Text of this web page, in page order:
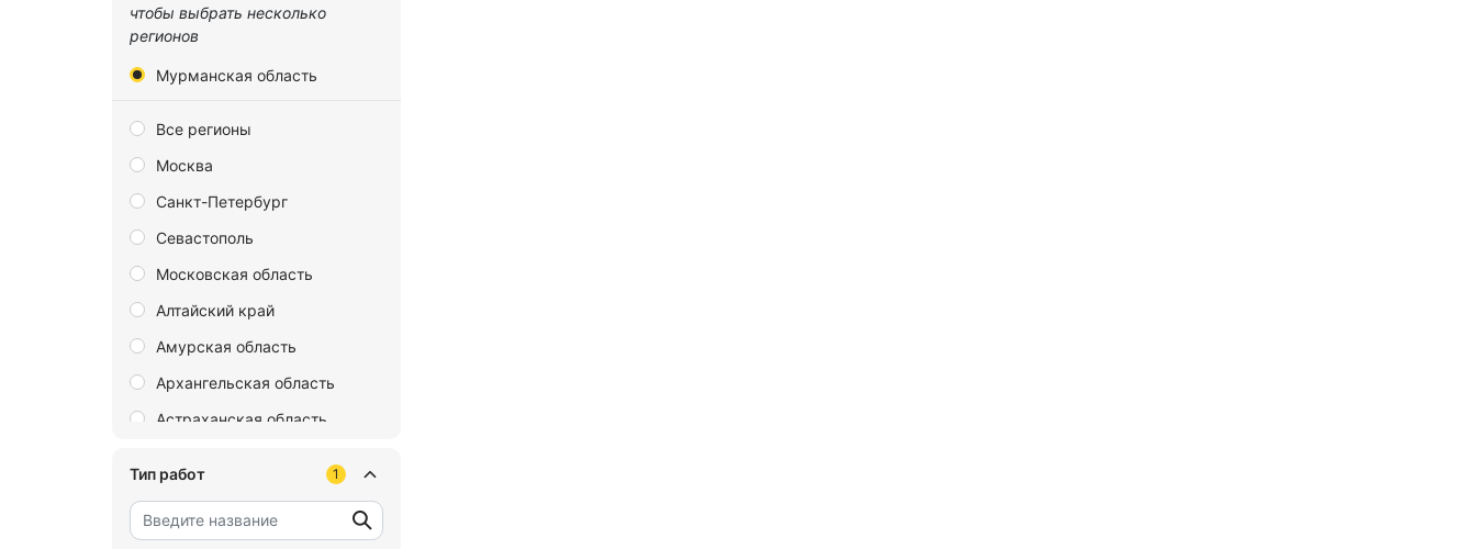
чтобы выбрать несколько
регионов
Мурманская область
Все регионы
Москва
Санкт-Петербург
Севастополь
Московская область
Алтайский край
Амурская область
Архангельская область
Астраханская область
Брянская область
Тип работ 1